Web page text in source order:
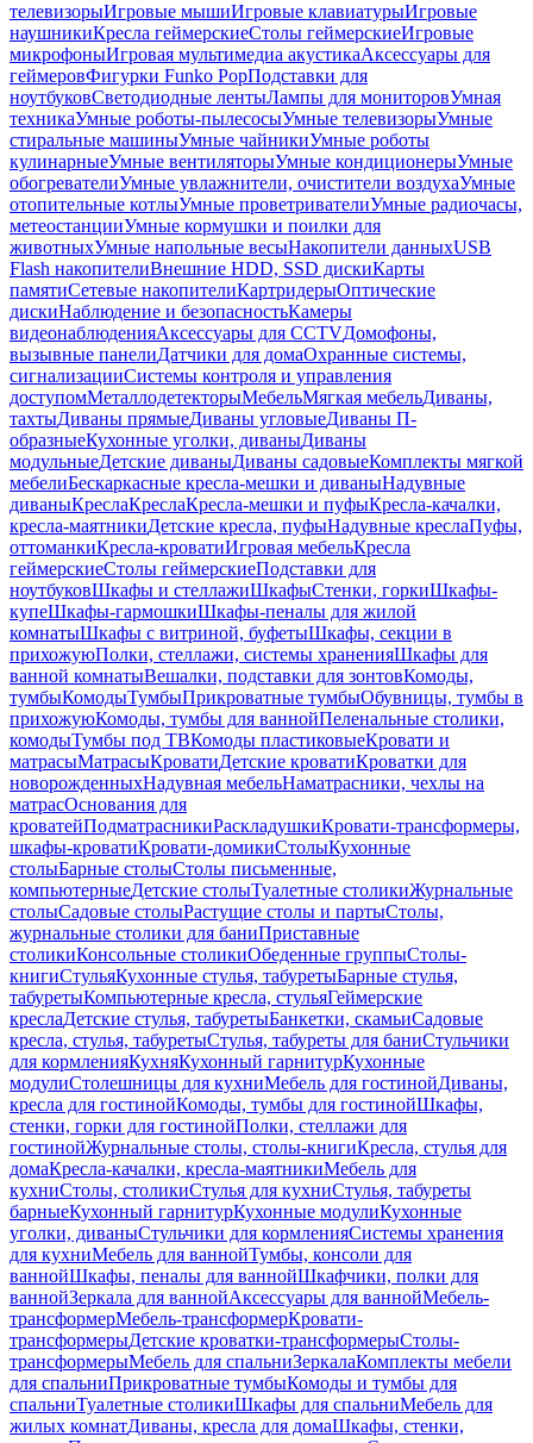
телевизорыИгровые мышиИгровые клавиатурыИгровые
наушникиКресла геймерскиеСтолы геймерскиеИгровые
микрофоныИгровая мультимедиа акустикаАксессуары для
геймеровФигурки Funko PopПодставки для
ноутбуковСветодиодные лентыЛампы для мониторовУмная
техникаУмные роботы-пылесосыУмные телевизорыУмные
стиральные машиныУмные чайникиУмные роботы
кулинарныеУмные вентиляторыУмные кондиционерыУмные
обогревателиУмные увлажнители, очистители воздухаУмные
отопительные котлыУмные проветривателиУмные радиочасы,
метеостанцииУмные кормушки и поилки для
животныхУмные напольные весыНакопители данныхUSB
Flash накопителиВнешние HDD, SSD дискиКарты
памятиСетевые накопителиКартридерыОптические
дискиНаблюдение и безопасностьКамеры
видеонаблюденияАксессуары для CCTVДомофоны,
вызывные панелиДатчики для домаОхранные системы,
сигнализацииСистемы контроля и управления
доступомМеталлодетекторыМебельМягкая мебельДиваны,
тахтыДиваны прямыеДиваны угловыеДиваны П-
образныеКухонные уголки, диваныДиваны
модульныеДетские диваныДиваны садовыеКомплекты мягкой
мебелиБескаркасные кресла-мешки и диваныНадувные
диваныКреслаКреслаКресла-мешки и пуфыКресла-качалки,
кресла-маятникиДетские кресла, пуфыНадувные креслаПуфы,
оттоманкиКресла-кроватиИгровая мебельКресла
геймерскиеСтолы геймерскиеПодставки для
ноутбуковШкафы и стеллажиШкафыСтенки, горкиШкафы-
купеШкафы-гармошкиШкафы-пеналы для жилой
комнатыШкафы с витриной, буфетыШкафы, секции в
прихожуюПолки, стеллажи, системы храненияШкафы для
ванной комнатыВешалки, подставки для зонтовКомоды,
тумбыКомодыТумбыПрикроватные тумбыОбувницы, тумбы в
прихожуюКомоды, тумбы для ваннойПеленальные столики,
комодыТумбы под ТВКомоды пластиковыеКровати и
матрасыМатрасыКроватиДетские кроватиКроватки для
новорожденныхНадувная мебельНаматрасники, чехлы на
матрасОснования для
кроватейПодматрасникиРаскладушкиКровати-трансформеры,
шкафы-кроватиКровати-домикиСтолыКухонные
столыБарные столыСтолы письменные,
компьютерныеДетские столыТуалетные столикиЖурнальные
столыСадовые столыРастущие столы и партыСтолы,
журнальные столики для баниПриставные
столикиКонсольные столикиОбеденные группыСтолы-
книгиСтульяКухонные стулья, табуретыБарные стулья,
табуретыКомпьютерные кресла, стульяГеймерские
креслаДетские стулья, табуретыБанкетки, скамьиСадовые
кресла, стулья, табуретыСтулья, табуреты для баниСтульчики
для кормленияКухняКухонный гарнитурКухонные
модулиСтолешницы для кухниМебель для гостинойДиваны,
кресла для гостинойКомоды, тумбы для гостинойШкафы,
стенки, горки для гостинойПолки, стеллажи для
гостинойЖурнальные столы, столы-книгиКресла, стулья для
домаКресла-качалки, кресла-маятникиМебель для
кухниСтолы, столикиСтулья для кухниСтулья, табуреты
барныеКухонный гарнитурКухонные модулиКухонные
уголки, диваныСтульчики для кормленияСистемы хранения
для кухниМебель для ваннойТумбы, консоли для
ваннойШкафы, пеналы для ваннойШкафчики, полки для
ваннойЗеркала для ваннойАксессуары для ваннойМебель-
трансформерМебель-трансформерКровати-
трансформерыДетские кроватки-трансформерыСтолы-
трансформерыМебель для спальниЗеркалаКомплекты мебели
для спальниПрикроватные тумбыКомоды и тумбы для
спальниТуалетные столикиШкафы для спальниМебель для
жилых комнатДиваны, кресла для домаШкафы, стенки,